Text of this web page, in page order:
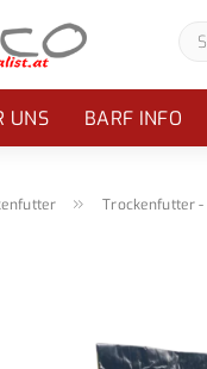
UNS BARF INFO
» Trockenfutter